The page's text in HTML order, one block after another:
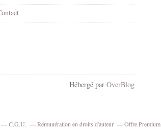
Hébergé par OverBlog
C.G.U. Rémunération en droits d'auteur Offre Premium